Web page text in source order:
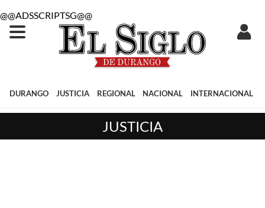
@@ADSSCRIPTSG@@
DURANGO JUSTICIA REGIONAL NACIONAL INTERNACIONAL
JUSTICIA